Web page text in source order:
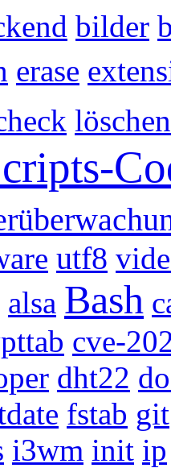
bilder
erase
löschen
utf8
alsa Bash
cve-
dht22
fstab git
i3wm init ip